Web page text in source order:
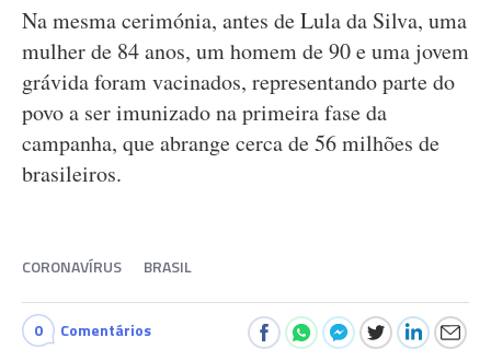
Na mesma cerimónia, antes de Lula da Silva, uma
mulher de 84 anos, um homem de 90 e uma jovem
grávida foram vacinados, representando parte do
povo a ser imunizado na primeira fase da
campanha, que abrange cerca de 56 milhões de
brasileiros.
CORONAVÍRUS BRASIL
0 Comentários